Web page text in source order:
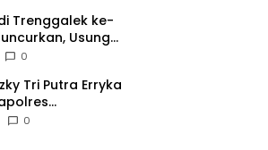
Trenggalek ke-
Usung
Bumi”
0
Tri Putra Erryka
yang Raih
0